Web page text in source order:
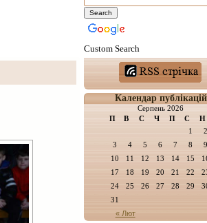
Custom Search
Календар публікацій
Серпень 2026
П
В С Ч П С Н
« Лют
1
2
3
4 5 6 7 8
9
10
11 12 13 14 15
17
18 19 20 21 22
24
25 26 27 28 29
31